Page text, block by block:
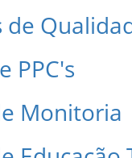
de
PPC's
Monitoria